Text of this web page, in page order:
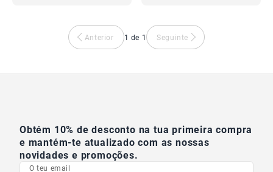
Anterior 1 de 1 Seguinte
Obtém 10% de desconto na tua primeira compra
e mantém-te atualizado com as nossas
novidades e promoções.
O teu email